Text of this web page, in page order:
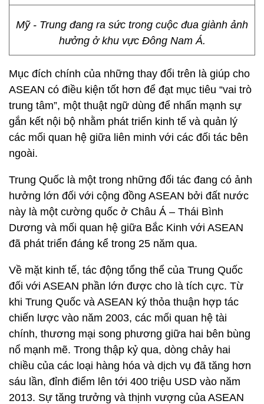
Mỹ - Trung đang ra sức trong cuộc đua giành ảnh
hưởng ở khu vực Đông Nam Á.
Mục đích chính của những thay đổi trên là giúp cho
ASEAN có điều kiện tốt hơn để đạt mục tiêu “vai trò
trung tâm”, một thuật ngữ dùng để nhấn mạnh sự
gắn kết nội bộ nhằm phát triển kinh tế và quản lý
các mối quan hệ giữa liên minh với các đối tác bên
ngoài.
Trung Quốc là một trong những đối tác đang có ảnh
hưởng lớn đối với cộng đồng ASEAN bởi đất nước
này là một cường quốc ở Châu Á – Thái Bình
Dương và mối quan hệ giữa Bắc Kinh với ASEAN
đã phát triển đáng kể trong 25 năm qua.
Về mặt kinh tế, tác động tổng thể của Trung Quốc
đối với ASEAN phần lớn được cho là tích cực. Từ
khi Trung Quốc và ASEAN ký thỏa thuận hợp tác
chiến lược vào năm 2003, các mối quan hệ tài
chính, thương mại song phương giữa hai bên bùng
nổ mạnh mẽ. Trong thập kỷ qua, dòng chảy hai
chiều của các loại hàng hóa và dịch vụ đã tăng hơn
sáu lần, đỉnh điểm lên tới 400 triệu USD vào năm
2013. Sự tăng trưởng và thịnh vượng của ASEAN